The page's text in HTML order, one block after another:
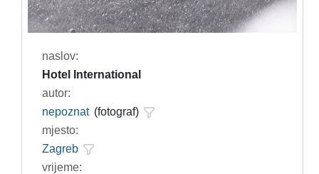
naslov:
Hotel International
autor:
nepoznat (fotograf)
mjesto:
Zagreb
vrijeme: